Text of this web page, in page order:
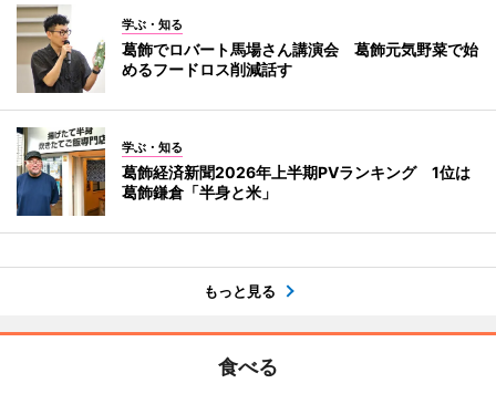
学ぶ・知る
葛飾でロバート馬場さん講演会 葛飾元気野菜で始
めるフードロス削減話す
学ぶ・知る
葛飾経済新聞2026年上半期PVランキング 1位は
葛飾鎌倉「半身と米」
もっと見る
食べる